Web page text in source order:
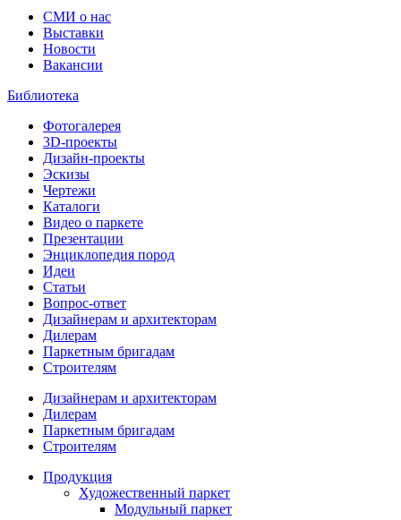
СМИ о нас
Выставки
Новости
Вакансии
Библиотека
Фотогалерея
3D-проекты
Дизайн-проекты
Эскизы
Чертежи
Каталоги
Видео о паркете
Презентации
Энциклопедия пород
Идеи
Статьи
Вопрос-ответ
Дизайнерам и архитекторам
Дилерам
Паркетным бригадам
Строителям
Дизайнерам и архитекторам
Дилерам
Паркетным бригадам
Строителям
Продукция
Художественный паркет
Модульный паркет